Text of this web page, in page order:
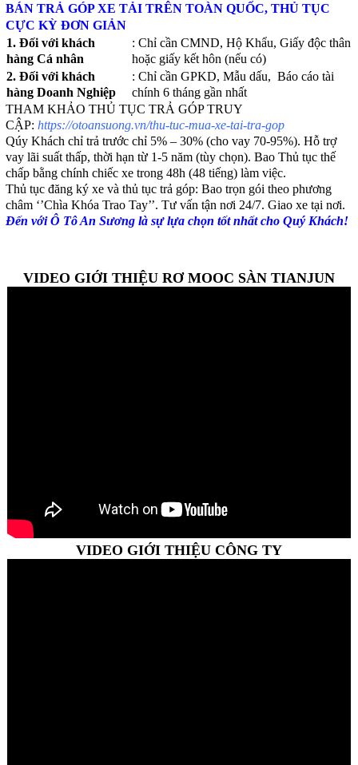
BÁN TRẢ GÓP XE TẢI TRÊN TOÀN QUỐC, THỦ TỤC
CỰC KỲ ĐƠN GIẢN
1. Đối với khách
hàng Cá nhân
: Chỉ cần CMND, Hộ Khẩu, Giấy độc thân
hoặc giấy kết hôn (nếu có)
2. Đối với khách
hàng Doanh Nghiệp
: Chỉ cần GPKD, Mẫu dấu, Báo cáo tài
chính 6 tháng gần nhất
THAM KHẢO THỦ TỤC TRẢ GÓP TRUY
CẬP: https://otoansuong.vn/thu-tuc-mua-xe-tai-tra-gop
Qúy Khách chỉ trả trước chỉ 5% – 30% (cho vay 70-95%). Hỗ trợ
vay lãi suất thấp, thời hạn từ 1-5 năm (tùy chọn). Bao Thủ tục thế
chấp bằng chính chiếc xe trong 48h (48 tiếng) làm việc.
Thủ tục đăng ký xe và thủ tục trả góp: Bao trọn gói theo phương
châm ‘’Chìa Khóa Trao Tay’’. Tư vấn tận nơi 24/7. Giao xe tại nơi.
Đến với Ô Tô An Sương là sự lựa chọn tốt nhất cho Quý Khách!
VIDEO GIỚI THIỆU RƠ MOOC SÀN TIANJUN
VIDEO GIỚI THIỆU CÔNG TY